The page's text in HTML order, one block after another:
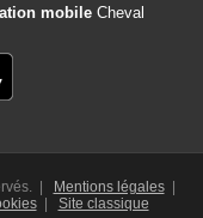
mobile Cheval
| Mentions légales|
| Site classique